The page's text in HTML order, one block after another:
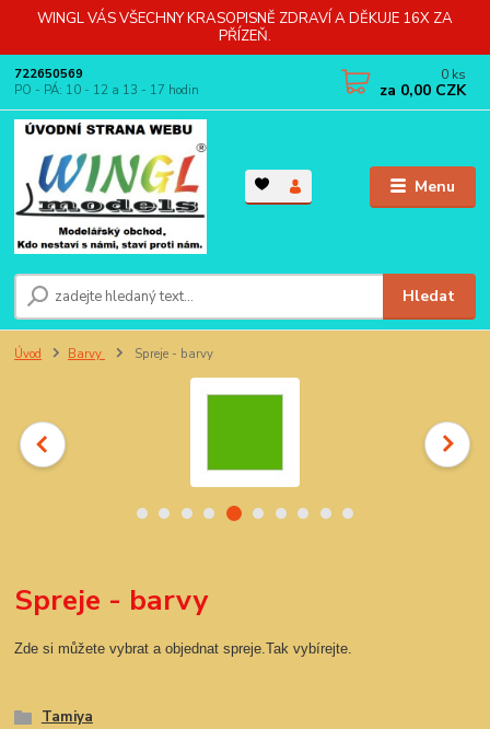
WINGL VÁS VŠECHNY KRASOPISNĚ ZDRAVÍ A DĚKUJE 16X ZA
PŘÍZEŇ.
Menu
Hledat
722650569
PO - PÁ: 10 - 12 a 13 - 17 hodin
0 ks
za 0,00 CZK
Úvod Barvy Spreje - barvy
Spreje - barvy
Zde si můžete vybrat a objednat spreje.Tak vybírejte.
Tamiya